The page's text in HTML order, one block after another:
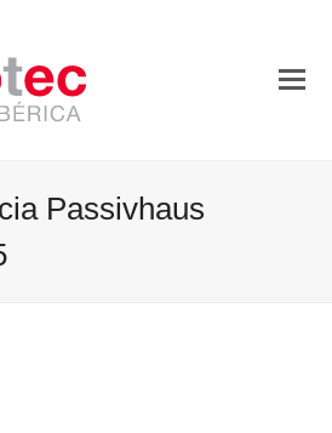
Passivhaus